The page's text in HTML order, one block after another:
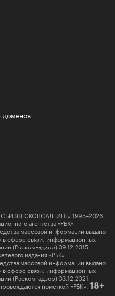
доменов
1995–2026
агентства «РБК»
массовой информации выдано
сфере связи, информационных
(Роскомнадзор) 09.12.2015
издания «РБК»
массовой информации выдано
сфере связи, информационных
(Роскомнадзор) 03.12.2021
пометкой «РБК». 18+